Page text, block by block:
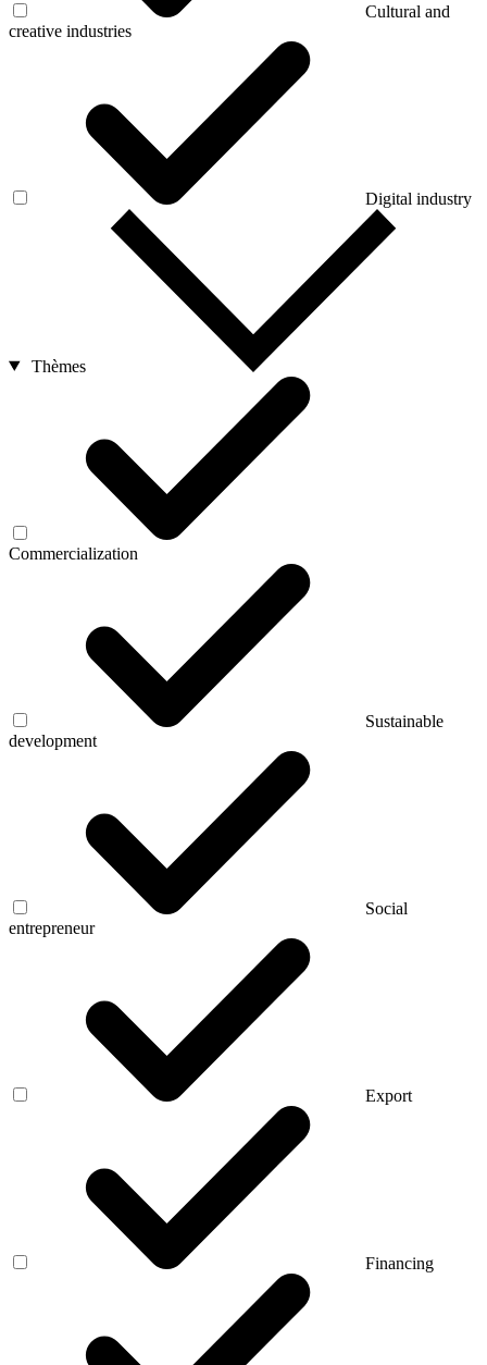
Cultural and
creative industries
Digital industry
Thèmes
Commercialization
Sustainable
development
Social
entrepreneur
Export
Financing